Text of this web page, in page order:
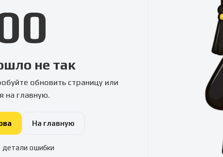
не так
обновить страницу или
на главную.
На главную
детали ошибки